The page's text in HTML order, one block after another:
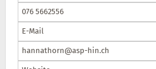
076 5662556
E-Mail
hannathorn@asp-hin.ch